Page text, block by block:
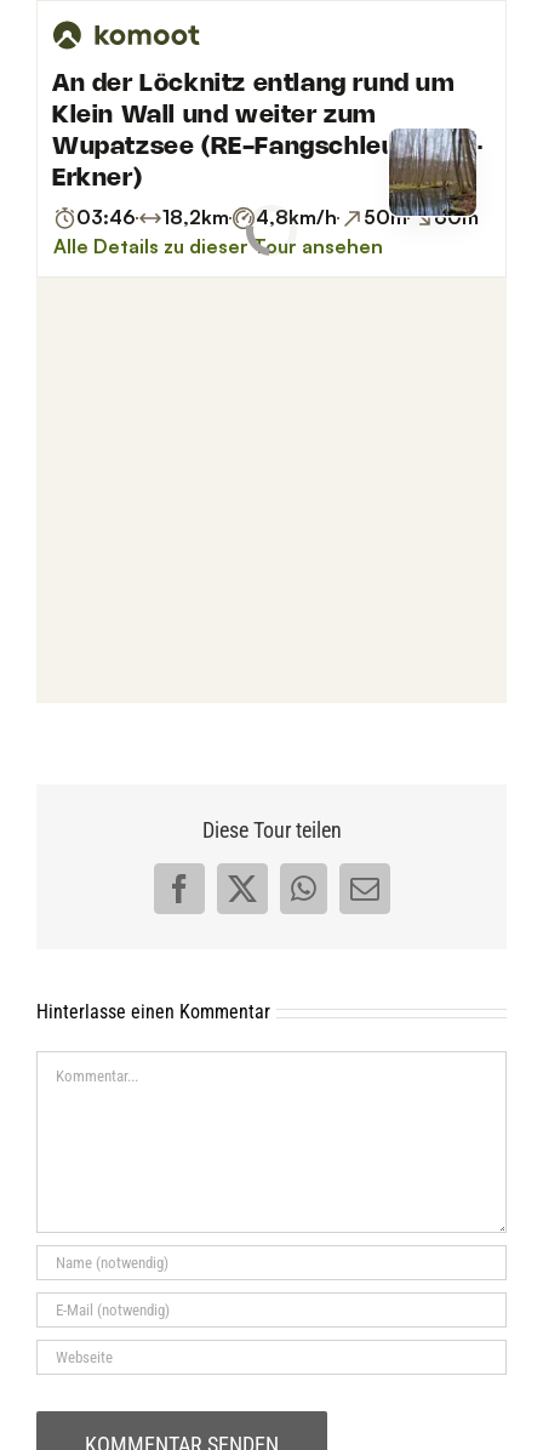
Diese Tour teilen
Facebook
X WhatsApp
E-
Hinterlasse einen Kommentar
Kommentar